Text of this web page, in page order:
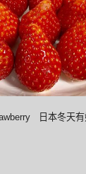
日本冬天